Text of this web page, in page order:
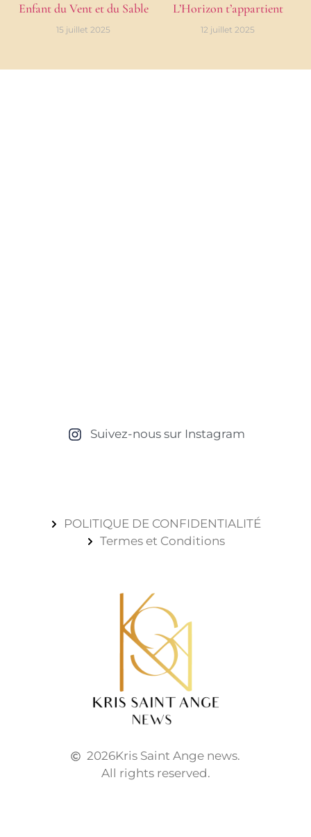
Enfant du Vent et du Sable
15 juillet 2025
L’Horizon t’appartient
12 juillet 2025
Suivez-nous sur Instagram
POLITIQUE DE CONFIDENTIALITÉ
Termes et Conditions
2026Kris Saint Ange news.
All rights reserved.